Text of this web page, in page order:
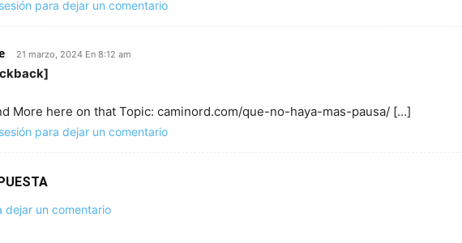
para dejar un comentario
21 marzo, 2024 En 8:12 am
More here on that Topic: caminord.com/que-no-haya-mas-pausa/ […]
para dejar un comentario
dejar un comentario